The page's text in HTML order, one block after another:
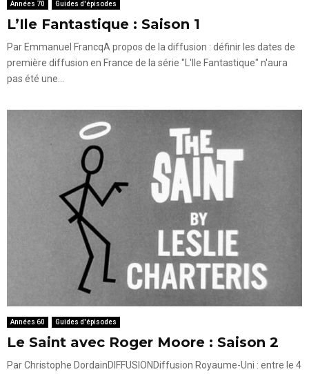
Années 70 Guides d'épisodes
L’Ile Fantastique : Saison 1
Par Emmanuel FrancqA propos de la diffusion : définir les dates de
première diffusion en France de la série "L'Ile Fantastique" n'aura
pas été une...
Années 60 Guides d'épisodes
Le Saint avec Roger Moore : Saison 2
Par Christophe DordainDIFFUSIONDiffusion Royaume-Uni : entre le 4